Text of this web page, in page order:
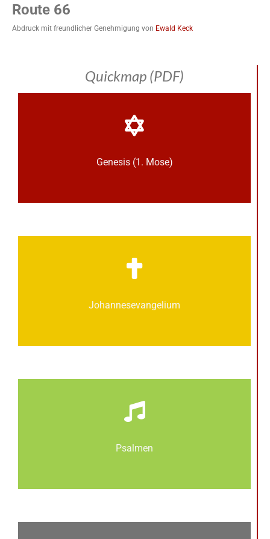
Route 66
Abdruck mit freundlicher Genehmigung von Ewald Keck
Quickmap (PDF)
Genesis (1. Mose)
Johannes­­evangelium
Psalmen